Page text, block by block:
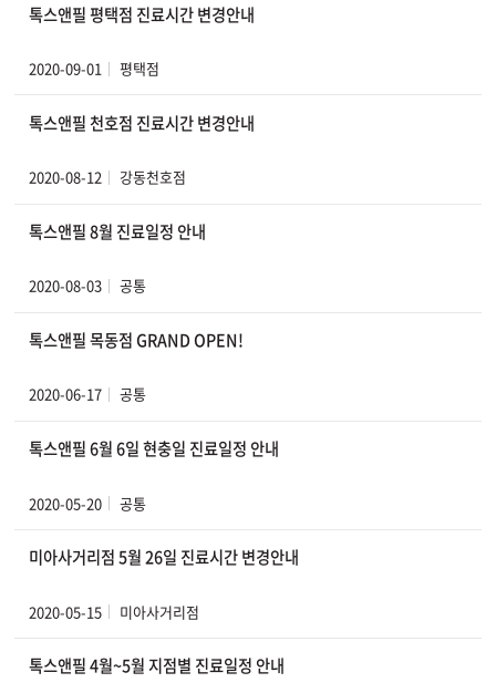
톡스앤필 평택점 진료시간 변경안내
2020-09-01 평택점
톡스앤필 천호점 진료시간 변경안내
2020-08-12 강동천호점
톡스앤필 8월 진료일정 안내
2020-08-03 공통
톡스앤필 목동점 GRAND OPEN!
2020-06-17 공통
톡스앤필 6월 6일 현충일 진료일정 안내
2020-05-20 공통
미아사거리점 5월 26일 진료시간 변경안내
2020-05-15 미아사거리점
톡스앤필 4월~5월 지점별 진료일정 안내